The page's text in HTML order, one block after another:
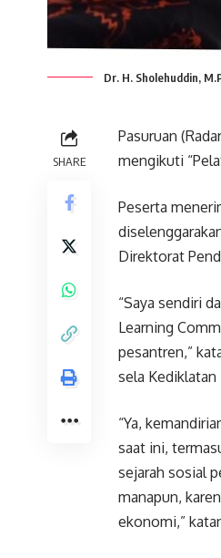
Dr. H. Sholehuddin,
SHARE
Pasuruan
mengikuti
Peserta
Direktorat
“Saya sendiri
Learning
pesantren,”
sela Kediklatan
“Ya,
saat ini,
sejarah sosial
manapun,
ekonomi,”